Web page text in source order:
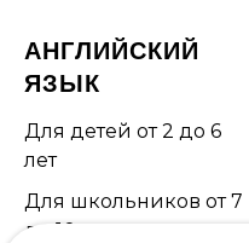
АНГЛИЙСКИЙ
ЯЗЫК
Для детей от 2 до 6
лет
Для школьников от 7
до 10 лет